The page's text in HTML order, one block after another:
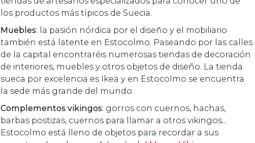
los productos más típicos de Suecia.
Muebles: la pasión nórdica por el diseño y el mobiliario
también está latente en Estocolmo. Paseando por las calles
de la capital encontraréis numerosas tiendas de decoración
de interiores, muebles y otros objetos de diseño. La tienda
sueca por excelencia es Ikea y en Estocolmo se encuentra
la sede más grande del mundo.
Complementos vikingos: gorros con cuernos, hachas,
barbas postizas, cuernos para llamar a otros vikingos...
Estocolmo está lleno de objetos para recordar a sus